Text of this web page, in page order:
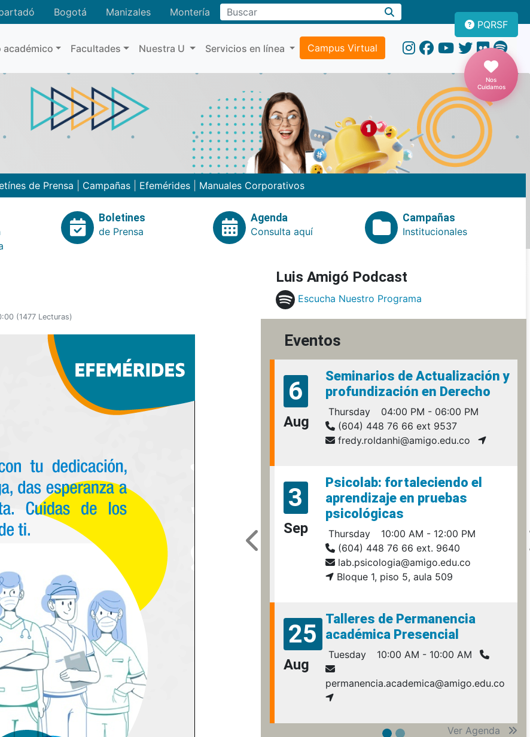
Bogotá Manizales MonteríaBuscar
académico Facultades Nuestra U Servicios en línea Campus Virtual
PQRSF
Nos
Cuidamos
de Prensa Campañas Efemérides Manuales Corporativos
Boletines
de Prensa
Agenda
Consulta aquí
Campañas
Institucionales
(1477 Lecturas)
Luis Amigó Podcast
Escucha Nuestro Programa
Eventos
6
Aug
Seminarios de Actualización y
profundización en Derecho
Thursday
04:00 PM - 06:00 PM
(604) 448 76 66 ext 9537
fredy.roldanhi@amigo.edu.co
3
Sep
Psicolab: fortaleciendo el
aprendizaje en pruebas
psicológicas
Thursday
10:00 AM - 12:00 PM
(604) 448 76 66 ext. 9640
lab.psicologia@amigo.edu.co
Bloque 1, piso 5, aula 509
25
Aug
Talleres de Permanencia
académica Presencial
Tuesday 10:00 AM - 10:00 AM
permanencia.academica@amigo.edu.co
Ver Agenda